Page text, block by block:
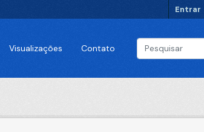
Entrar
Visualizações Contato